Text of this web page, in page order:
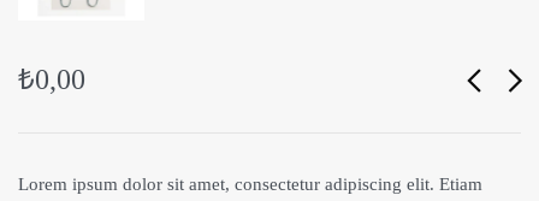
₺0,00
Lorem ipsum dolor sit amet, consectetur adipiscing elit. Etiam